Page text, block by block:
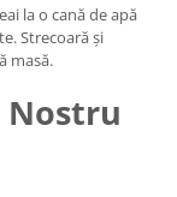
la o cană de apă
Strecoară și
masă.
Nostru